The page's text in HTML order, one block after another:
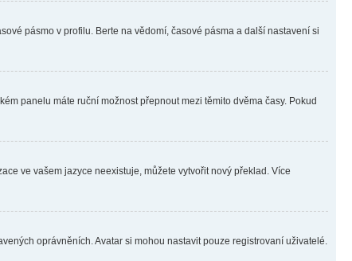
pásmo v profilu. Berte na vědomí, časové pásma a další nastavení si
panelu máte ruční možnost přepnout mezi těmito dvěma časy. Pokud
ve vašem jazyce neexistuje, můžete vytvořit nový překlad. Více
oprávněních. Avatar si mohou nastavit pouze registrovaní uživatelé.